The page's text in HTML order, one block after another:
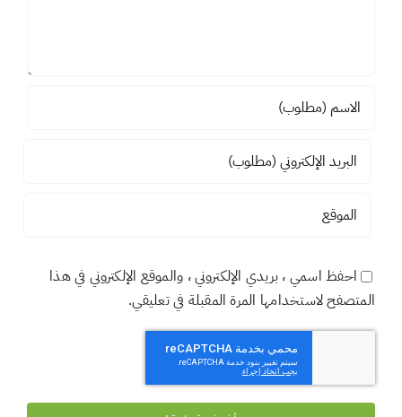
احفظ اسمي ، بريدي الإلكتروني ، والموقع الإلكتروني في هذا